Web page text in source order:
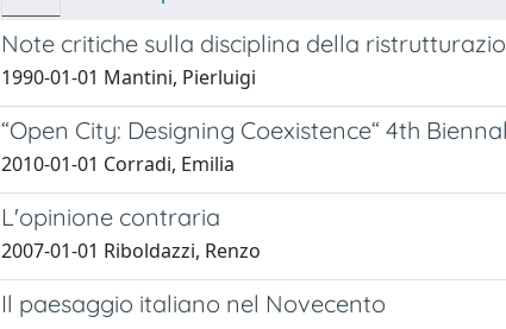
Note critiche sulla disciplina della
1990-01-01 Mantini, Pierluigi
“Open City: Designing Coexistence“ 4th
2010-01-01 Corradi, Emilia
L'opinione contraria
2007-01-01 Riboldazzi, Renzo
Il paesaggio italiano nel Novecento